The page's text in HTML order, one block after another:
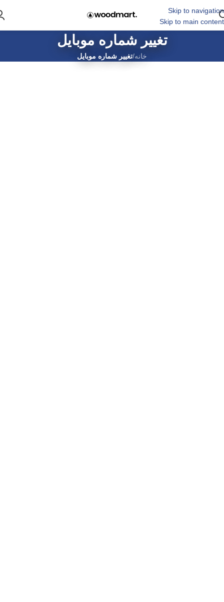
Skip to navigation
Skip to main content
تغییر شماره موبایل
خانه/تغییر شماره موبایل